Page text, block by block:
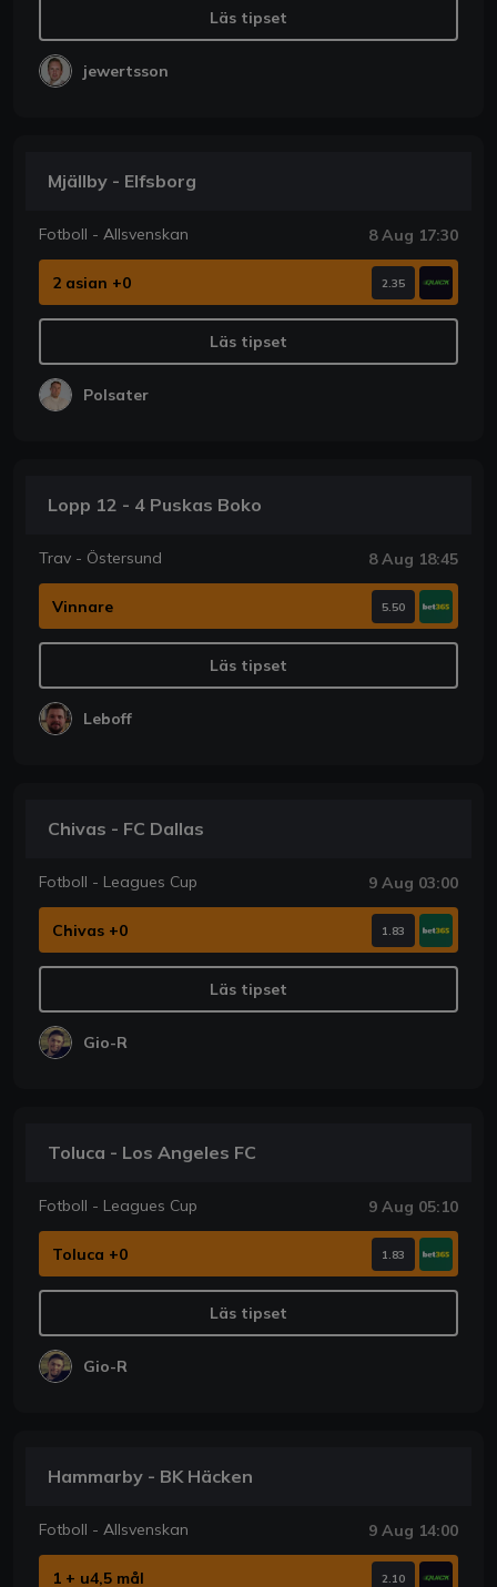
Läs tipset
jewertsson
Mjällby - Elfsborg
Fotboll - Allsvenskan 8 Aug 17:30
2 asian +0 2.35
Läs tipset
Polsater
Lopp 12 - 4 Puskas Boko
Trav - Östersund 8 Aug 18:45
Vinnare 5.50
Läs tipset
Leboff
Chivas - FC Dallas
Fotboll - Leagues Cup 9 Aug 03:00
Chivas +0 1.83
Läs tipset
Gio-R
Toluca - Los Angeles FC
Fotboll - Leagues Cup 9 Aug 05:10
Toluca +0 1.83
Läs tipset
Gio-R
Hammarby - BK Häcken
Fotboll - Allsvenskan 9 Aug 14:00
1 + u4,5 mål 2.10